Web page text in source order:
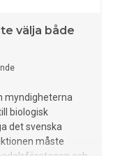
välja både
myndigheterna
biologisk
det svenska
måste